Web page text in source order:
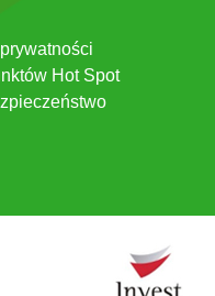
Hot Spot